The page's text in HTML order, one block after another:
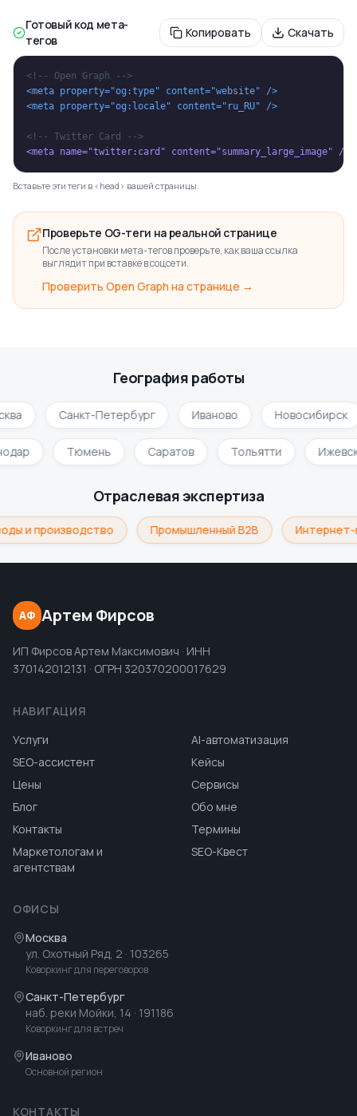
Готовый код мета-
тегов
Копировать Скачать
<!-- Open Graph -->
<meta property="og:type" content="website" />
<meta property="og:locale" content="ru_RU" />
<!-- Twitter Card -->
<meta name="twitter:card" content="summary_large_image" />
Вставьте эти теги в <head> вашей страницы.
Проверьте OG-теги на реальной странице
После установки мета-тегов проверьте, как ваша ссылка
выглядит при вставке в соцсети.
Проверить Open Graph на странице →
География работы
Санкт-Петербург Иваново Новосибирск
Тюмень Саратов Тольятти
Отраслевая экспертиза
и производство Промышленный B2B Интернет-
АФ Артем Фирсов
ИП Фирсов Артем Максимович · ИНН
370142012131 · ОГРН 320370200017629
НАВИГАЦИЯ
Услуги
AI-автоматизация
SEO-ассистент
Кейсы
Цены
Сервисы
Блог
Обо мне
Контакты
Термины
Маркетологам и
агентствам
SEO-Квест
ОФИСЫ
Москва
ул. Охотный Ряд, 2 · 103265
Коворкинг для переговоров
Санкт-Петербург
наб. реки Мойки, 14 · 191186
Коворкинг для встреч
Иваново
Основной регион
КОНТАКТЫ